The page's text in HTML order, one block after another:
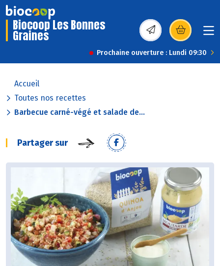
Biocoop Les Bonnes
Graines (s’ouvre dans une
Prochaine ouverture : Lundi 09:30
Accueil
Toutes nos recettes
Barbecue carné-végé et salade de...
Partager sur